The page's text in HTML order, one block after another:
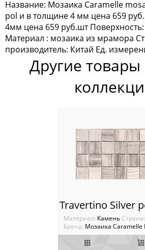
Sabbia
Silk Way
Керамогранит
Керамогранит
Керамогранит
Мозаика Antichita
Мозаика La passion
Мозаика Dao
Мозаика Decor-mosaic
Мозаика Imagine
Название: Мозаика Caramelle
pol и в толщине 4 мм цена 659
4мм цена 659 руб.шт Поверхность:
Материал : мозаика из мрамора
производитель: Китай Ед.
Другие товары
Материал: Камень Cтрана:
Бренд: Мозаика Caramelle